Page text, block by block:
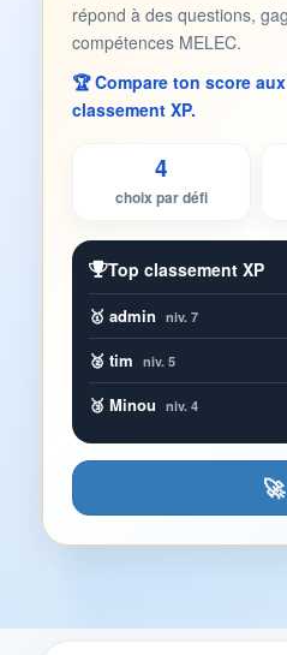
répond à des questions,
compétences MELEC.
🏆 Compare ton score
classement XP.
4
choix par défi
Top classement XP
🥇 admin niv. 7
🥈 tim niv. 5
🥉 Minou niv. 4